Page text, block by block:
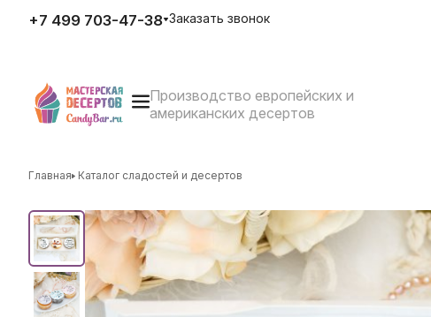
Главная Каталог сладостей и десертов
+7 499 703-47-38
E-mail
zakaz@candybar.ru
Адрес
Режим работы
Заказать звонок
Производство европейских и
американских десертов